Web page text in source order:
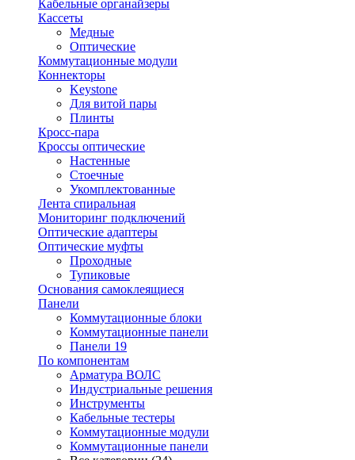
Кабельные органайзеры
Кассеты
Медные
Оптические
Коммутационные модули
Коннекторы
Keystone
Для витой пары
Плинты
Кросс-пара
Кроссы оптические
Настенные
Стоечные
Укомплектованные
Лента спиральная
Мониторинг подключений
Оптические адаптеры
Оптические муфты
Проходные
Тупиковые
Основания самоклеящиеся
Панели
Коммутационные блоки
Коммутационные панели
Панели 19
По компонентам
Арматура ВОЛС
Индустриальные решения
Инструменты
Кабельные тестеры
Коммутационные модули
Коммутационные панели